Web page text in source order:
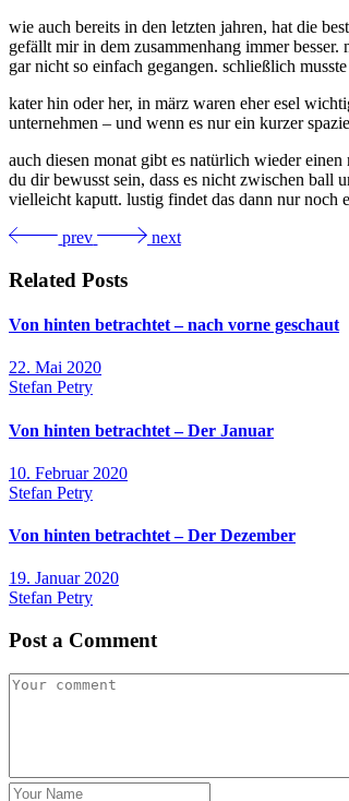
wie auch bereits in den letzten jahren, hat die
gefällt mir in dem zusammenhang immer
gar nicht so einfach gegangen. schließlich
kater hin oder her, in märz waren eher esel
unternehmen – und wenn es nur ein kurzer
auch diesen monat gibt es natürlich wieder
du dir bewusst sein, dass es nicht zwischen ball
vielleicht kaputt. lustig findet das dann nur noch
prev next
Related Posts
Von hinten betrachtet – nach vorne geschaut
22. Mai 2020
Stefan Petry
Von hinten betrachtet – Der Januar
10. Februar 2020
Stefan Petry
Von hinten betrachtet – Der Dezember
19. Januar 2020
Stefan Petry
Post a Comment